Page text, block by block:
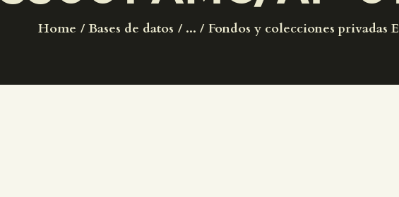
Home Bases de datos ... Fondos y colecciones privadas
ESPAÑOL